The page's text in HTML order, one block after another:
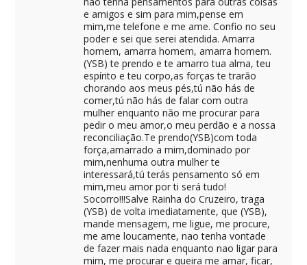
e amigos e sim para mim,pense em
mim,me telefone e me ame. Confio no seu
poder e sei que serei atendida. Amarra
homem, amarra homem, amarra homem.
(YSB) te prendo e te amarro tua alma, teu
espírito e teu corpo,as forças te trarão
chorando aos meus pés,tú não hás de
comer,tú não hás de falar com outra
mulher enquanto não me procurar para
pedir o meu amor,o meu perdão e a nossa
reconciliação.Te prendo(YSB)com toda
força,amarrado a mim,dominado por
mim,nenhuma outra mulher te
interessará,tú terás pensamento só em
mim,meu amor por ti será tudo!
Socorro!!!Salve Rainha do Cruzeiro, traga
(YSB) de volta imediatamente, que (YSB),
mande mensagem, me ligue, me procure,
me ame loucamente, nao tenha vontade
de fazer mais nada enquanto nao ligar para
mim, me procurar e queira me amar, ficar,